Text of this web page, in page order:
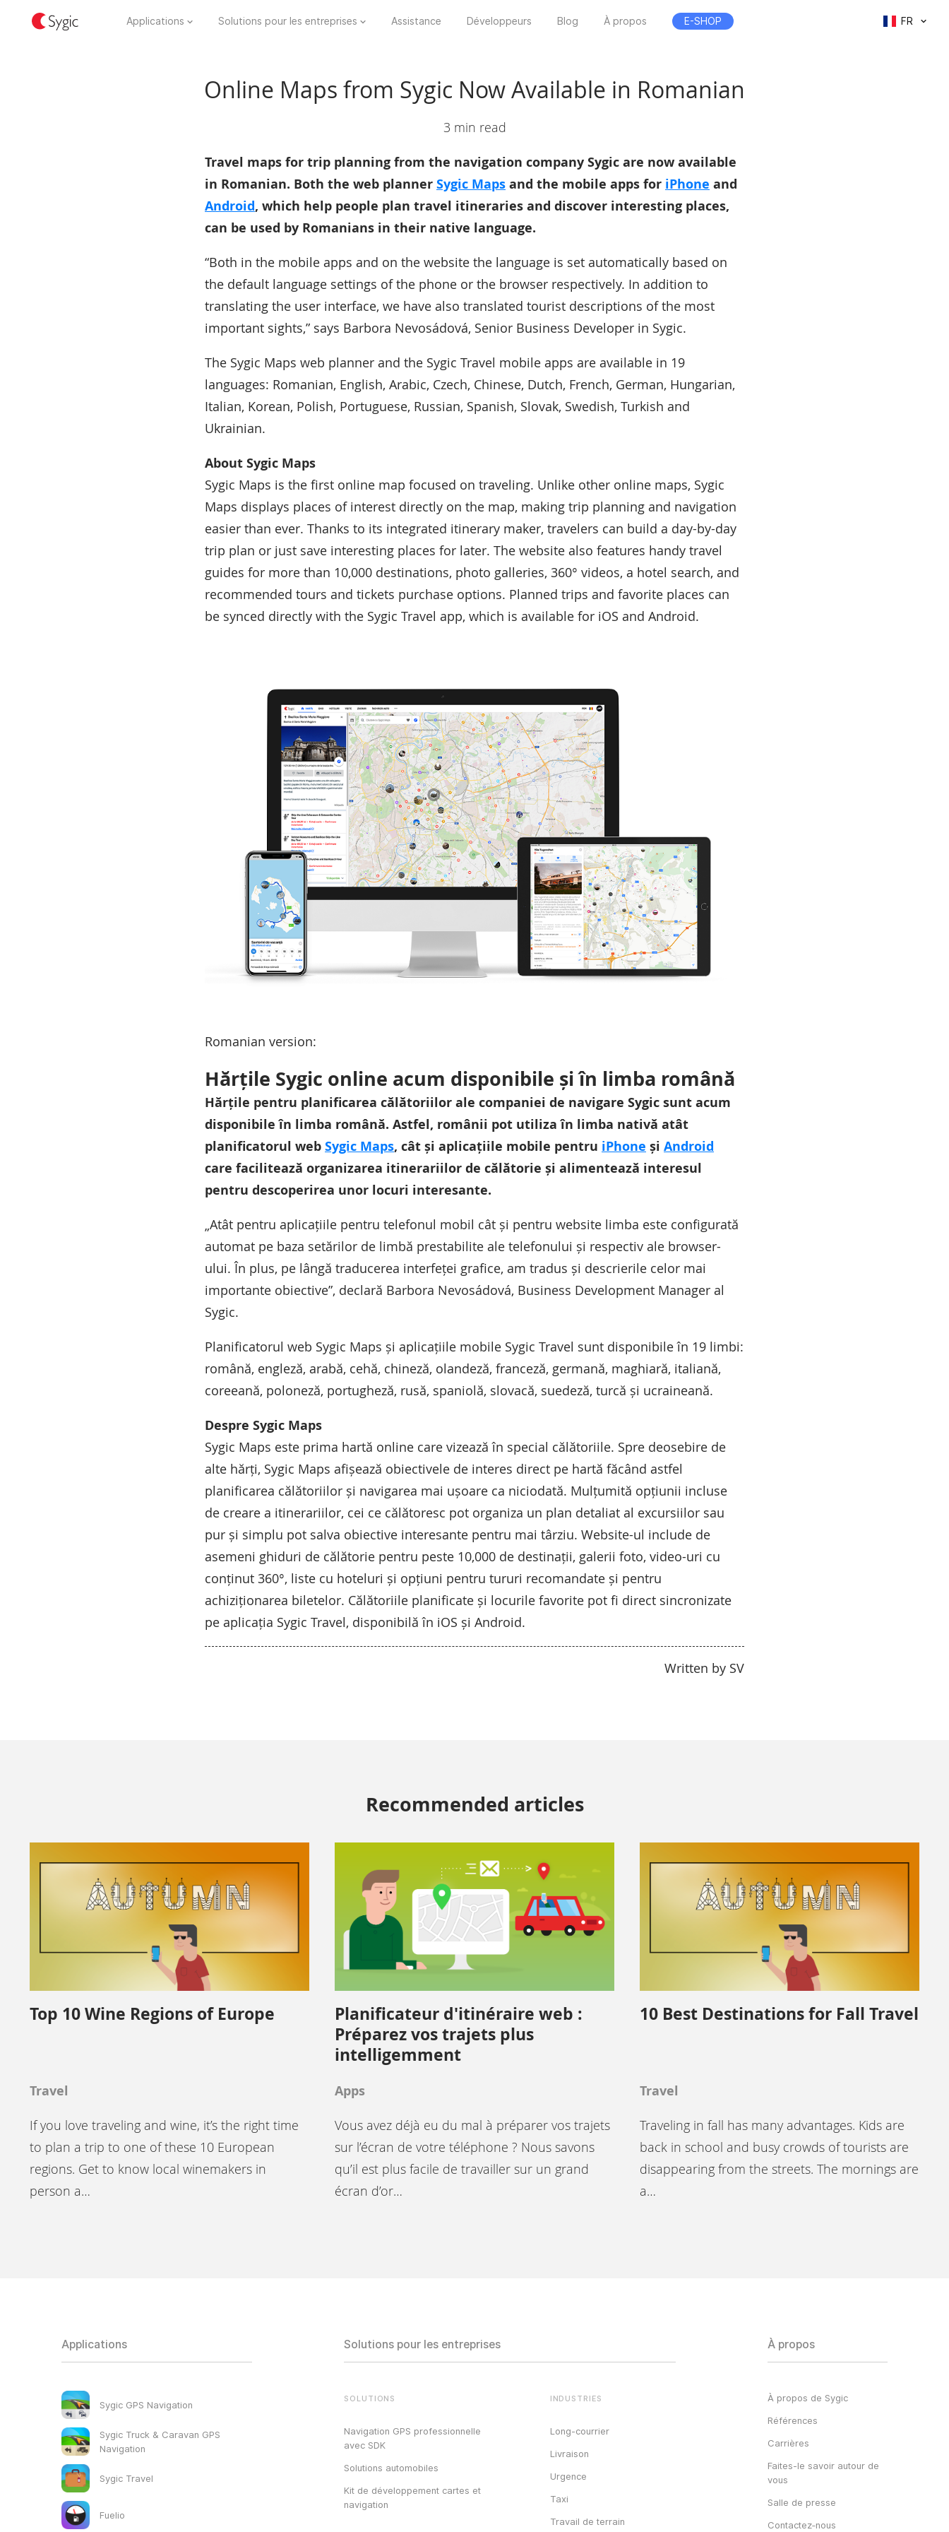
Applications Solutions pour les entreprises Assistance Développeurs Blog À propos E-SHOP FR
Online Maps from Sygic Now Available in Romanian
3 min read
Travel maps for trip planning from the navigation company Sygic are now available
in Romanian. Both the web planner Sygic Maps and the mobile apps for iPhone and
Android, which help people plan travel itineraries and discover interesting places,
can be used by Romanians in their native language.
“Both in the mobile apps and on the website the language is set automatically based on
the default language settings of the phone or the browser respectively. In addition to
translating the user interface, we have also translated tourist descriptions of the most
important sights,” says Barbora Nevosádová, Senior Business Developer in Sygic.
The Sygic Maps web planner and the Sygic Travel mobile apps are available in 19
languages: Romanian, English, Arabic, Czech, Chinese, Dutch, French, German, Hungarian,
Italian, Korean, Polish, Portuguese, Russian, Spanish, Slovak, Swedish, Turkish and
Ukrainian.
About Sygic Maps
Sygic Maps is the first online map focused on traveling. Unlike other online maps, Sygic
Maps displays places of interest directly on the map, making trip planning and navigation
easier than ever. Thanks to its integrated itinerary maker, travelers can build a day-by-day
trip plan or just save interesting places for later. The website also features handy travel
guides for more than 10,000 destinations, photo galleries, 360° videos, a hotel search, and
recommended tours and tickets purchase options. Planned trips and favorite places can
be synced directly with the Sygic Travel app, which is available for iOS and Android.
Romanian version:
Hărțile Sygic online acum disponibile și în limba română
Hărțile pentru planificarea călătoriilor ale companiei de navigare Sygic sunt acum
disponibile în limba română. Astfel, românii pot utiliza în limba nativă atât
planificatorul web Sygic Maps, cât și aplicațiile mobile pentru iPhone și Android
care facilitează organizarea itinerariilor de călătorie și alimentează interesul
pentru descoperirea unor locuri interesante.
„Atât pentru aplicațiile pentru telefonul mobil cât și pentru website limba este configurată
automat pe baza setărilor de limbă prestabilite ale telefonului și respectiv ale browser-
ului. În plus, pe lângă traducerea interfeței grafice, am tradus și descrierile celor mai
importante obiective”, declară Barbora Nevosádová, Business Development Manager al
Sygic.
Planificatorul web Sygic Maps și aplicațiile mobile Sygic Travel sunt disponibile în 19 limbi:
română, engleză, arabă, cehă, chineză, olandeză, franceză, germană, maghiară, italiană,
coreeană, poloneză, portugheză, rusă, spaniolă, slovacă, suedeză, turcă și ucraineană.
Despre Sygic Maps
Sygic Maps este prima hartă online care vizează în special călătoriile. Spre deosebire de
alte hărți, Sygic Maps afișează obiectivele de interes direct pe hartă făcând astfel
planificarea călătoriilor și navigarea mai ușoare ca niciodată. Mulțumită opțiunii incluse
de creare a itinerariilor, cei ce călătoresc pot organiza un plan detaliat al excursiilor sau
pur și simplu pot salva obiective interesante pentru mai târziu. Website-ul include de
asemeni ghiduri de călătorie pentru peste 10,000 de destinații, galerii foto, video-uri cu
conținut 360°, liste cu hoteluri și opțiuni pentru tururi recomandate și pentru
achiziționarea biletelor. Călătoriile planificate și locurile favorite pot fi direct sincronizate
pe aplicația Sygic Travel, disponibilă în iOS și Android.
Written by SV
Recommended articles
Top 10 Wine Regions of Europe
Travel
If you love traveling and wine, it’s the right time
to plan a trip to one of these 10 European
regions. Get to know local winemakers in
person a…
Planificateur d'itinéraire web :
Préparez vos trajets plus
intelligemment
Apps
Vous avez déjà eu du mal à préparer vos trajets
sur l’écran de votre téléphone ? Nous savons
qu’il est plus facile de travailler sur un grand
écran d’or…
10 Best Destinations for Fall Travel
Travel
Traveling in fall has many advantages. Kids are
back in school and busy crowds of tourists are
disappearing from the streets. The mornings are
a…
Applications
Sygic GPS Navigation
Sygic Truck & Caravan GPS
Navigation
Sygic Travel
Fuelio
Solutions pour les entreprises
SOLUTIONS
Navigation GPS professionnelle
avec SDK
Solutions automobiles
Kit de développement cartes et
navigation
INDUSTRIES
Long-courrier
Livraison
Urgence
Taxi
Travail de terrain
À propos
À propos de Sygic
Références
Carrières
Faites-le savoir autour de
vous
Salle de presse
Contactez‑nous